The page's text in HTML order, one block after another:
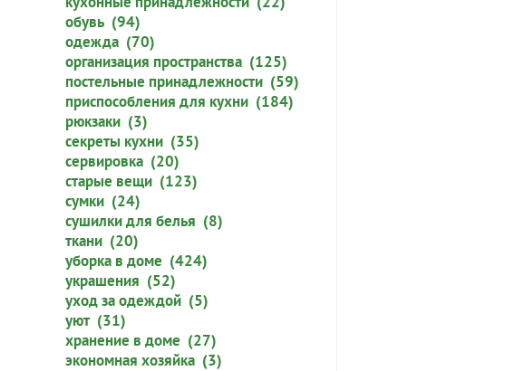
обувь (94)
одежда (70)
организация пространства (125)
постельные принадлежности (59)
приспособления для кухни (184)
рюкзаки (3)
секреты кухни (35)
сервировка (20)
старые вещи (123)
сумки (24)
сушилки для белья (8)
ткани (20)
уборка в доме (424)
украшения (52)
уход за одеждой (5)
уют (31)
хранение в доме (27)
экономная хозяйка (3)